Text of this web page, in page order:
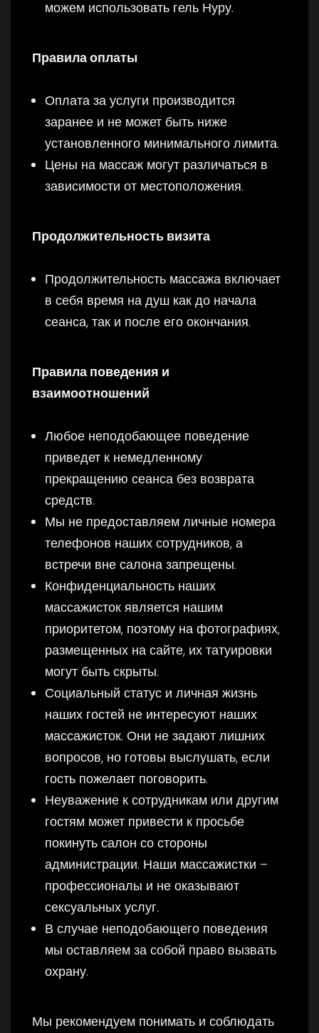
можем использовать гель Нуру.
Правила оплаты
Оплата за услуги производится
заранее и не может быть ниже
установленного минимального лимита.
Цены на массаж могут различаться в
зависимости от местоположения.
Продолжительность визита
Продолжительность массажа включает
в себя время на душ как до начала
сеанса, так и после его окончания.
Правила поведения и
взаимоотношений
Любое неподобающее поведение
приведет к немедленному
прекращению сеанса без возврата
средств.
Мы не предоставляем личные номера
телефонов наших сотрудников, а
встречи вне салона запрещены.
Конфиденциальность наших
массажисток является нашим
приоритетом, поэтому на фотографиях,
размещенных на сайте, их татуировки
могут быть скрыты.
Социальный статус и личная жизнь
наших гостей не интересуют наших
массажисток. Они не задают лишних
вопросов, но готовы выслушать, если
гость пожелает поговорить.
Неуважение к сотрудникам или другим
гостям может привести к просьбе
покинуть салон со стороны
администрации. Наши массажистки –
профессионалы и не оказывают
сексуальных услуг.
В случае неподобающего поведения
мы оставляем за собой право вызвать
охрану.
Мы рекомендуем понимать и соблюдать